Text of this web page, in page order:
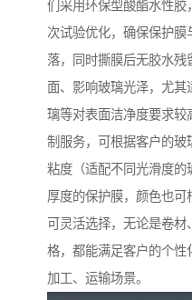
们采用环保型酸酯水性
次试验优化，确保保护
落，同时撕膜后无胶水
面、影响玻璃光泽，尤
璃等对表面洁净度要求
制服务，可根据客户的玻
粘度（适配不同光滑度的
厚度的保护膜，颜色也
可灵活选择，无论是卷
格，都能满足客户的个性
加工、运输场景。